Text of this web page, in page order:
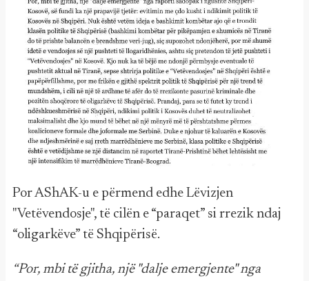
Por AShAK-u e përmend edhe Lëvizjen
"Vetëvendosje", të cilën e “paraqet” si rrezik ndaj
“oligarkëve” të Shqipërisë.
“Por, mbi të gjitha, një "dalje emergjente" nga